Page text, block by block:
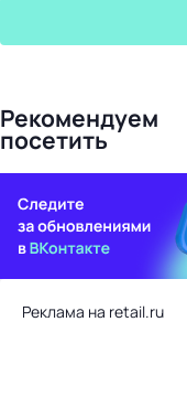
Рекомендуем
посетить
Реклама на retail.ru